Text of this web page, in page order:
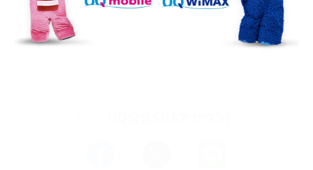
iPhone 16シリーズのモデルを比較！価格・サイズ・カメラ性能の違いを徹底解説
iPhone 16とiPhone 15の違いは？カメラ・スペック・機能を徹底比較